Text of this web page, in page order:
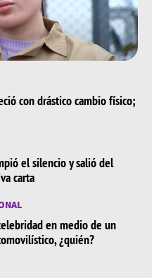
con drástico cambio físico;
el silencio y salió del
carta
en medio de un
¿quién?